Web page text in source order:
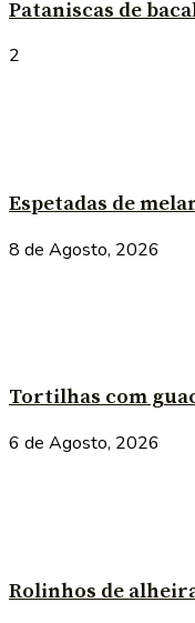
Pataniscas de
2
Espetadas de
8 de Agosto, 2026
Tortilhas com
6 de Agosto, 2026
Rolinhos de